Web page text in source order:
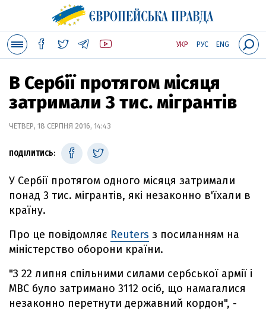
УКР РУС ENG
В Сербії протягом місяця
затримали 3 тис. мігрантів
ЧЕТВЕР, 18 СЕРПНЯ 2016, 14:43
ПОДІЛИТИСЬ:
У Сербії протягом одного місяця затримали
понад 3 тис. мігрантів, які незаконно в'їхали в
країну.
Про це повідомляє Reuters з посиланням на
міністерство оборони країни.
"З 22 липня спільними силами сербської армії і
МВС було затримано 3112 осіб, що намагалися
незаконно перетнути державний кордон", -